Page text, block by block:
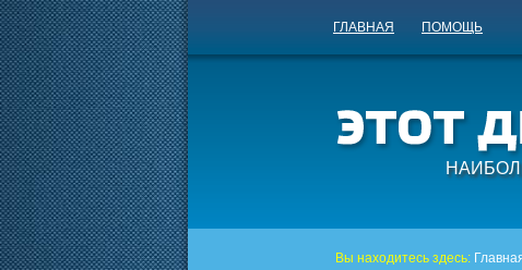
ГЛАВНАЯ ПОМОЩЬ
Вы находитесь здесь: